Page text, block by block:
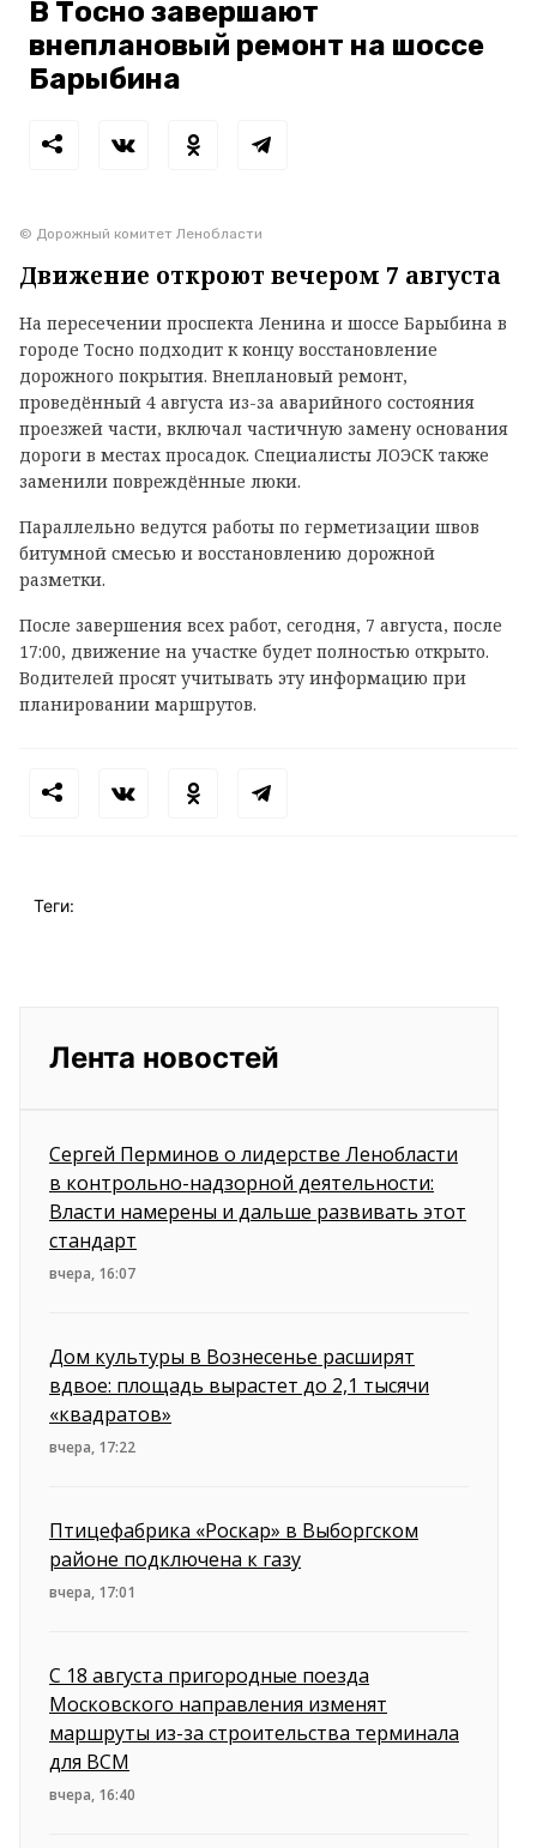
В Тосно завершают
внеплановый ремонт на шоссе
Барыбина
© Дорожный комитет Ленобласти
Движение откроют вечером 7 августа
На пересечении проспекта Ленина и шоссе Барыбина в
городе Тосно подходит к концу восстановление
дорожного покрытия. Внеплановый ремонт,
проведённый 4 августа из-за аварийного состояния
проезжей части, включал частичную замену основания
дороги в местах просадок. Специалисты ЛОЭСК также
заменили повреждённые люки.
Параллельно ведутся работы по герметизации швов
битумной смесью и восстановлению дорожной
разметки.
После завершения всех работ, сегодня, 7 августа, после
17:00, движение на участке будет полностью открыто.
Водителей просят учитывать эту информацию при
планировании маршрутов.
Теги:
Лента новостей
Сергей Перминов о лидерстве Ленобласти
в контрольно-надзорной деятельности:
Власти намерены и дальше развивать этот
стандарт
вчера, 16:07
Дом культуры в Вознесенье расширят
вдвое: площадь вырастет до 2,1 тысячи
«квадратов»
вчера, 17:22
Птицефабрика «Роскар» в Выборгском
районе подключена к газу
вчера, 17:01
С 18 августа пригородные поезда
Московского направления изменят
маршруты из-за строительства терминала
для ВСМ
вчера, 16:40